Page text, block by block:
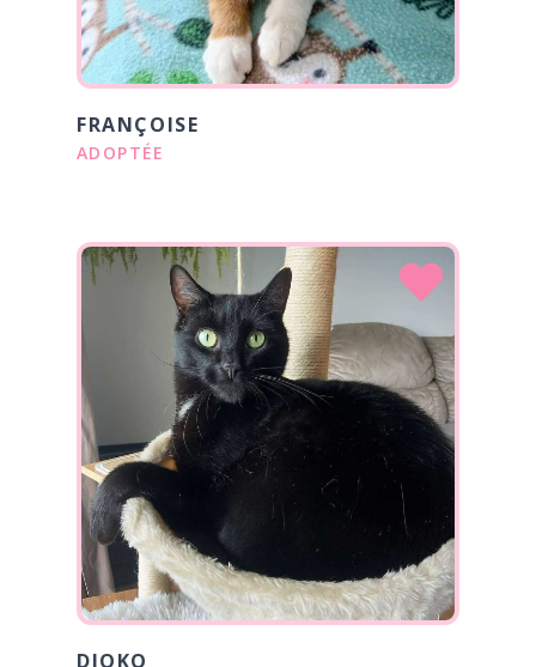
FRANÇOISE
ADOPTÉE
DJOKO